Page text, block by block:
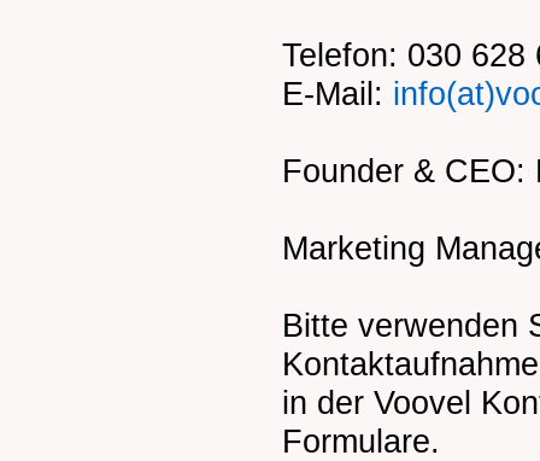
Telefon: 030 628
E-Mail:
Founder & CEO:
Marketing
Bitte verwenden
in der Voovel
Formulare.